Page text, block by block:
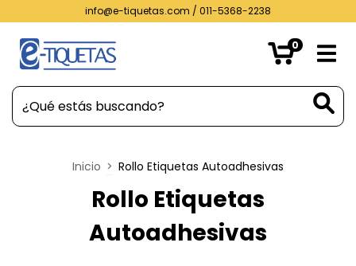
info@e-tiquetas.com / 011-5368-2238
0
Inicio > Rollo Etiquetas Autoadhesivas
Rollo Etiquetas
Autoadhesivas